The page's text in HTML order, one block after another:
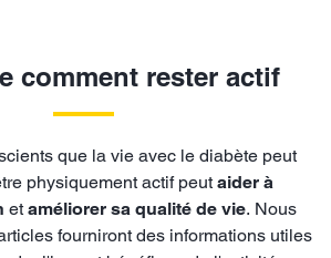
comment rester actif
que la vie avec le diabète peut
physiquement actif peutaider à
etaméliorer sa qualité de vie. Nous
fourniront des informations utiles